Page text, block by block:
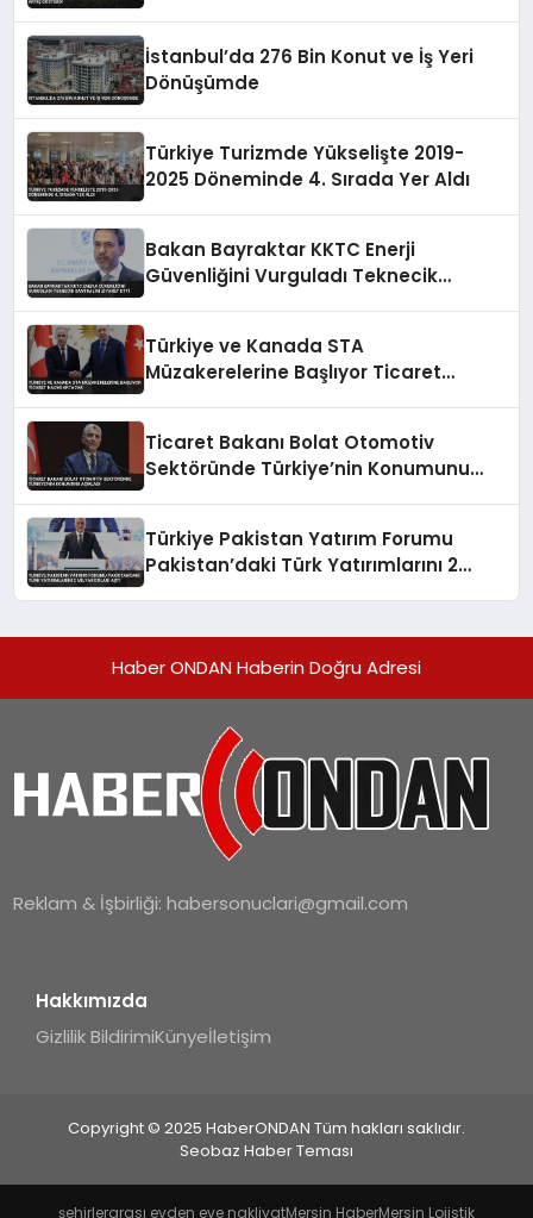
İstanbul’da 276 Bin Konut ve İş Yeri
Dönüşümde
Türkiye Turizmde Yükselişte 2019-
2025 Döneminde 4. Sırada Yer Aldı
Bakan Bayraktar KKTC Enerji
Güvenliğini Vurguladı Teknecik
Türkiye ve Kanada STA
Müzakerelerine Başlıyor Ticaret
Ticaret Bakanı Bolat Otomotiv
Sektöründe Türkiye’nin Konumunu
Türkiye Pakistan Yatırım Forumu
Pakistan’daki Türk Yatırımlarını 2
Haber ONDAN Haberin Doğru Adresi
Reklam & İşbirliği:habersonuclari@gmail.com
Hakkımızda
Gizlilik BildirimiKünyeİletişim
Copyright © 2025 HaberONDAN Tüm hakları saklıdır.
Seobaz Haber Teması
şehirlerarası evden eve nakliyatMersin HaberMersin Lojistik